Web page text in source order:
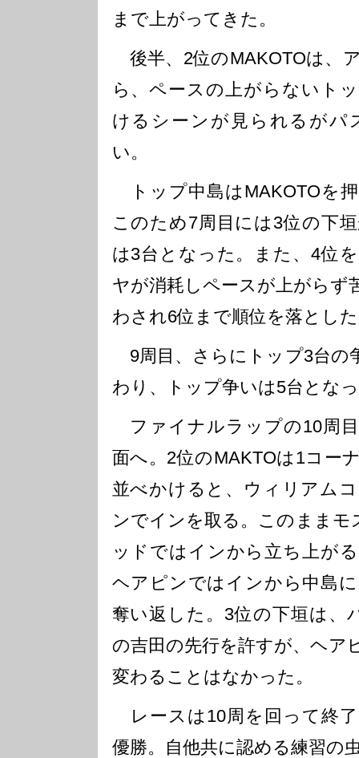
まで上がってきた。
後半、2位のMAKOTOは、
ら、ペースの上がらないト
けるシーンが見られるがパ
い。
トップ中島はMAKOTOを
このため7周目には3位の下
は3台となった。また、4位
ヤが消耗しペースが上がらず
わされ6位まで順位を落とし
9周目、さらにトップ3台の
わり、トップ争いは5台とな
ファイナルラップの10周
面へ。2位のMAKTOは1コー
並べかけると、ウィリアム
ンでインを取る。このまま
ッドではインから立ち上が
ヘアピンではインから中島
奪い返した。3位の下垣は、
の吉田の先行を許すが、ヘア
変わることはなかった。
レースは10周を回って終
優勝。自他共に認める練習の